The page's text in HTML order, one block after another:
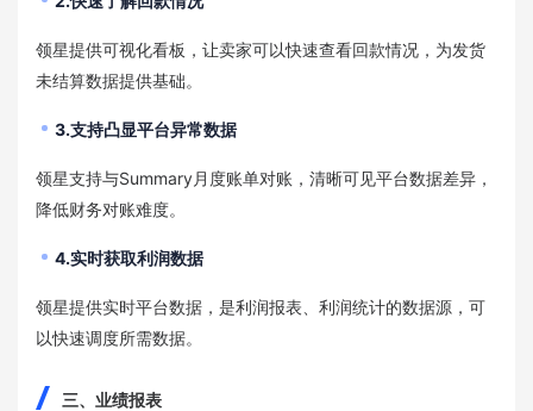
领星提供可视化看板，让卖家可以快速查看回款情况，为发货
未结算数据提供基础。
3.支持凸显平台异常数据
领星支持与Summary月度账单对账，清晰可见平台数据差异，
降低财务对账难度。
4.实时获取利润数据
领星提供实时平台数据，是利润报表、利润统计的数据源，可
以快速调度所需数据。
三、业绩报表